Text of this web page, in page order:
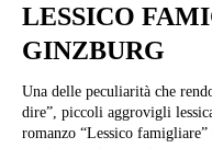
LESSICO
GINZBURG
Una delle peculiarità che
dire”, piccoli aggrovigli
romanzo “Lessico